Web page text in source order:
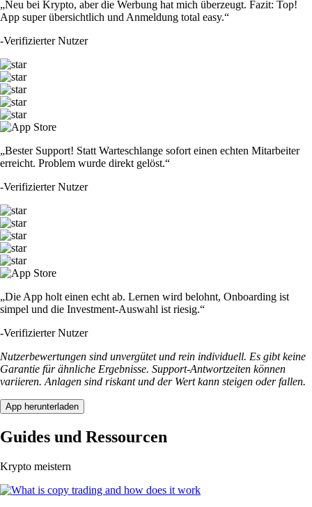
„Neu bei Krypto, aber die Werbung hat mich überzeugt. Fazit: Top!
App super übersichtlich und Anmeldung total easy.“
-Verifizierter Nutzer
„Bester Support! Statt Warteschlange sofort einen echten Mitarbeiter
erreicht. Problem wurde direkt gelöst.“
-Verifizierter Nutzer
„Die App holt einen echt ab. Lernen wird belohnt, Onboarding ist
simpel und die Investment-Auswahl ist riesig.“
-Verifizierter Nutzer
Nutzerbewertungen sind unvergütet und rein individuell. Es gibt keine
Garantie für ähnliche Ergebnisse. Support-Antwortzeiten können
variieren. Anlagen sind riskant und der Wert kann steigen oder fallen.
App herunterladen
Guides und Ressourcen
Krypto meistern